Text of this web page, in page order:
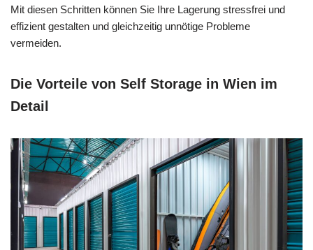
Mit diesen Schritten können Sie Ihre Lagerung stressfrei und
effizient gestalten und gleichzeitig unnötige Probleme
vermeiden.
Die Vorteile von Self Storage in Wien im
Detail